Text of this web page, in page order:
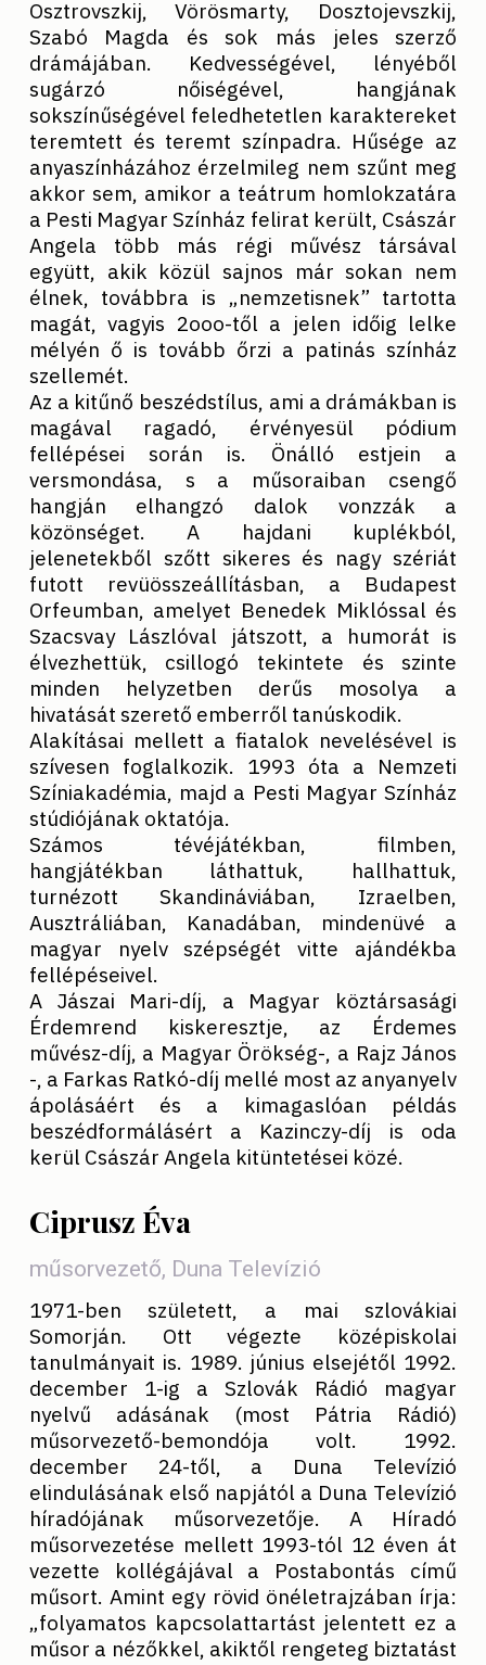
Osztrovszkij, Vörösmarty, Dosztojevszkij,
Szabó Magda és sok más jeles szerző
drámájában. Kedvességével, lényéből
sugárzó nőiségével, hangjának
sokszínűségével feledhetetlen karaktereket
teremtett és teremt színpadra. Hűsége az
anyaszínházához érzelmileg nem szűnt meg
akkor sem, amikor a teátrum homlokzatára
a Pesti Magyar Színház felirat került, Császár
Angela több más régi művész társával
együtt, akik közül sajnos már sokan nem
élnek, továbbra is „nemzetisnek” tartotta
magát, vagyis 2ooo-től a jelen időig lelke
mélyén ő is tovább őrzi a patinás színház
szellemét.
Az a kitűnő beszédstílus, ami a drámákban is
magával ragadó, érvényesül pódium
fellépései során is. Önálló estjein a
versmondása, s a műsoraiban csengő
hangján elhangzó dalok vonzzák a
közönséget. A hajdani kuplékból,
jelenetekből szőtt sikeres és nagy szériát
futott revüösszeállításban, a Budapest
Orfeumban, amelyet Benedek Miklóssal és
Szacsvay Lászlóval játszott, a humorát is
élvezhettük, csillogó tekintete és szinte
minden helyzetben derűs mosolya a
hivatását szerető emberről tanúskodik.
Alakításai mellett a fiatalok nevelésével is
szívesen foglalkozik. 1993 óta a Nemzeti
Színiakadémia, majd a Pesti Magyar Színház
stúdiójának oktatója.
Számos tévéjátékban, filmben,
hangjátékban láthattuk, hallhattuk,
turnézott Skandináviában, Izraelben,
Ausztráliában, Kanadában, mindenüvé a
magyar nyelv szépségét vitte ajándékba
fellépéseivel.
A Jászai Mari-díj, a Magyar köztársasági
Érdemrend kiskeresztje, az Érdemes
művész-díj, a Magyar Örökség-, a Rajz János
-, a Farkas Ratkó-díj mellé most az anyanyelv
ápolásáért és a kimagaslóan példás
beszédformálásért a Kazinczy-díj is oda
kerül Császár Angela kitüntetései közé.
Ciprusz Éva
műsorvezető, Duna Televízió
1971-ben született, a mai szlovákiai
Somorján. Ott végezte középiskolai
tanulmányait is. 1989. június elsejétől 1992.
december 1-ig a Szlovák Rádió magyar
nyelvű adásának (most Pátria Rádió)
műsorvezető-bemondója volt. 1992.
december 24-től, a Duna Televízió
elindulásának első napjától a Duna Televízió
híradójának műsorvezetője. A Híradó
műsorvezetése mellett 1993-tól 12 éven át
vezette kollégájával a Postabontás című
műsort. Amint egy rövid önéletrajzában írja:
„folyamatos kapcsolattartást jelentett ez a
műsor a nézőkkel, akiktől rengeteg biztatást